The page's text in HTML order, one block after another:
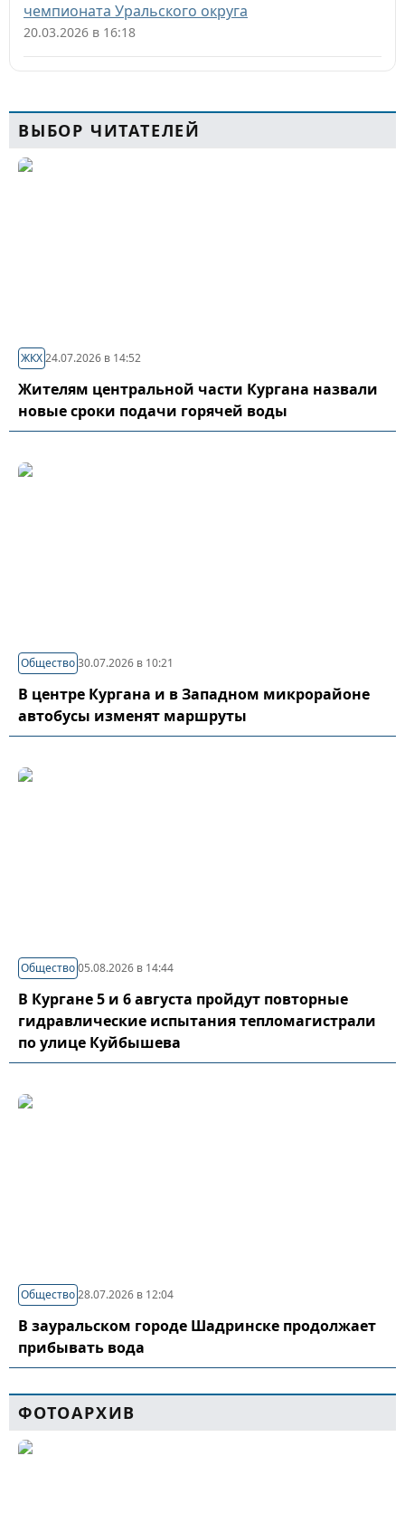
чемпионата Уральского округа
20.03.2026 в 16:18
ВЫБОР ЧИТАТЕЛЕЙ
ЖКХ24.07.2026 в 14:52
Жителям центральной части Кургана назвали
новые сроки подачи горячей воды
Общество30.07.2026 в 10:21
В центре Кургана и в Западном микрорайоне
автобусы изменят маршруты
Общество05.08.2026 в 14:44
В Кургане 5 и 6 августа пройдут повторные
гидравлические испытания тепломагистрали
по улице Куйбышева
Общество28.07.2026 в 12:04
В зауральском городе Шадринске продолжает
прибывать вода
ФОТОАРХИВ